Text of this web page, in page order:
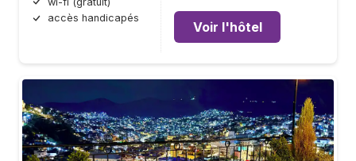
accès handicapés
Voir l'hôtel